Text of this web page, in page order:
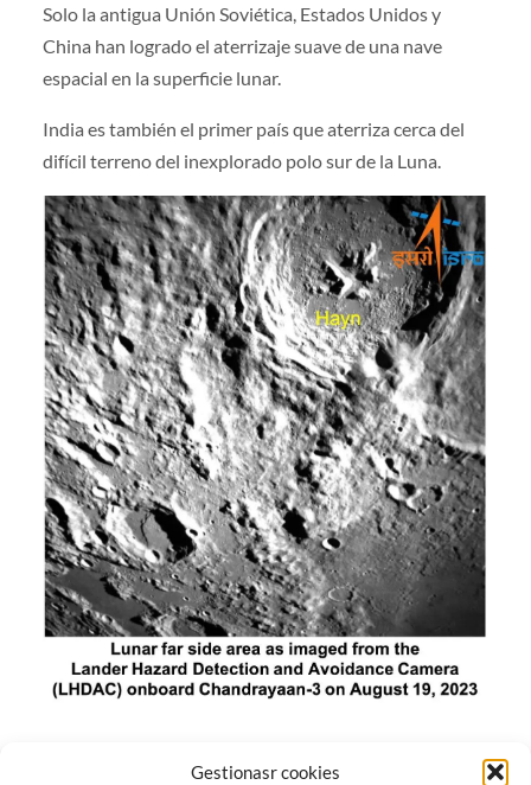
Gestionasr cookies
Solo la antigua Unión Soviética, Estados Unidos y
China han logrado el aterrizaje suave de una nave
espacial en la superficie lunar.
India es también el primer país que aterriza cerca del
difícil terreno del inexplorado polo sur de la Luna.